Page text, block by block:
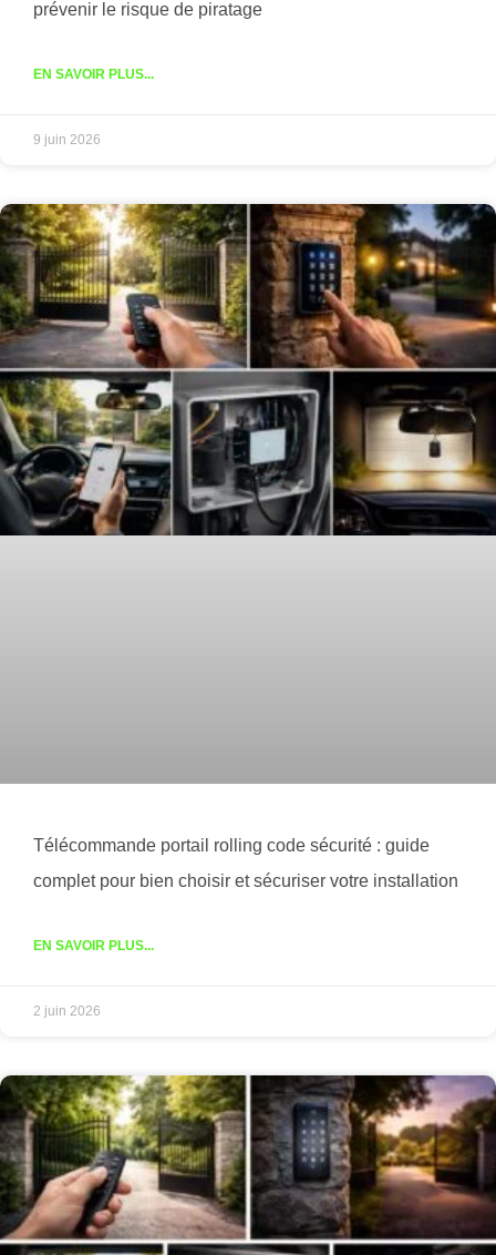
prévenir le risque de piratage
EN SAVOIR PLUS...
9 juin 2026
Télécommande portail rolling code sécurité : guide
complet pour bien choisir et sécuriser votre installation
EN SAVOIR PLUS...
2 juin 2026